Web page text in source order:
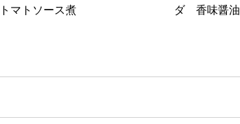
トマトソース煮
ダ 香味醤